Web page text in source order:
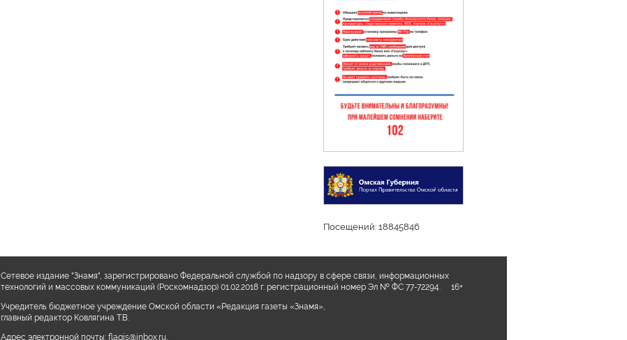
Посещений: 18845846
Сетевое издание "Знамя", зарегистрировано Федеральной службой по надзору в сфере связи, информационных
технологий и массовых коммуникаций (Роскомнадзор) 01.02.2018 г. регистрационный номер Эл № ФС 77-72294. 16+
Учредитель бюджетное учреждение Омской области «Редакция газеты «Знамя»,
главный редактор Ковлягина Т.В.
Адрес электронной почты: flagis@inbox.ru,